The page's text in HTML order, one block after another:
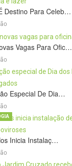
Destino Para Celeb…
Vagas Para Ofic…
Especial De Dia…
Inicia Instalaç…